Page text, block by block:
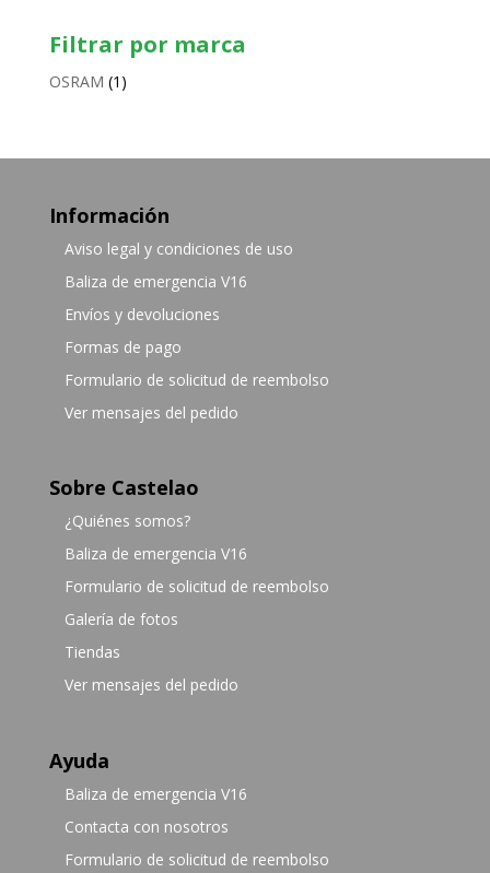
Filtrar por marca
OSRAM (1)
Información
Aviso legal y condiciones de uso
Baliza de emergencia V16
Envíos y devoluciones
Formas de pago
Formulario de solicitud de reembolso
Ver mensajes del pedido
Sobre Castelao
¿Quiénes somos?
Baliza de emergencia V16
Formulario de solicitud de reembolso
Galería de fotos
Tiendas
Ver mensajes del pedido
Ayuda
Baliza de emergencia V16
Contacta con nosotros
Formulario de solicitud de reembolso